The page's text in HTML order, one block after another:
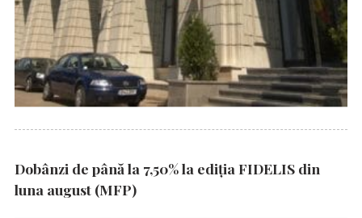
Dobânzi de până la 7,50% la ediția FIDELIS din
luna august (MFP)